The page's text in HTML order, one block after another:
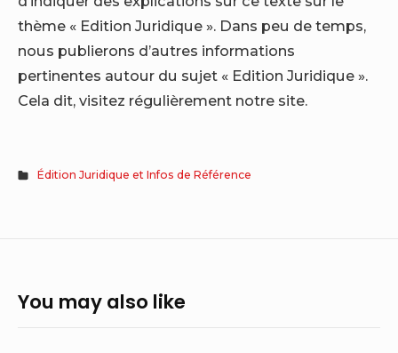
thème « Edition Juridique ». Dans peu de temps,
nous publierons d’autres informations
pertinentes autour du sujet « Edition Juridique ».
Cela dit, visitez régulièrement notre site.
Édition Juridique et Infos de Référence
You may also like